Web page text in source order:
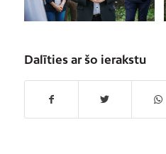
Dalīties ar šo ierakstu